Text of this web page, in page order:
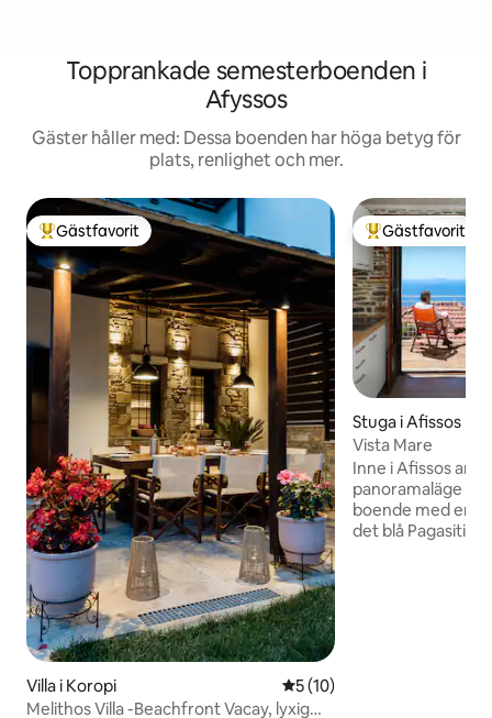
Topprankade semesterboenden i
Afyssos
Gäster håller med: Dessa boenden har höga betyg för
plats, renlighet och mer.
Populär gästfavorit
Gästfavorit
Villa i Koropi 5 av 5 i genomsnittligt
5 (10)
Melithos Villa -Beachfront Vacay, lyxig
Populär
Gästfavorit
Stuga i Afissos
Vista Mare
Inne i Afissos
panoramaläge
boende med en
det blå